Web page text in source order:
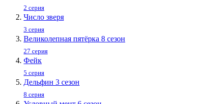
2 серия
Число зверя
3 серия
Великолепная пятёрка 8 сезон
27 серия
Фейк
5 серия
Дельфин 3 сезон
8 серия